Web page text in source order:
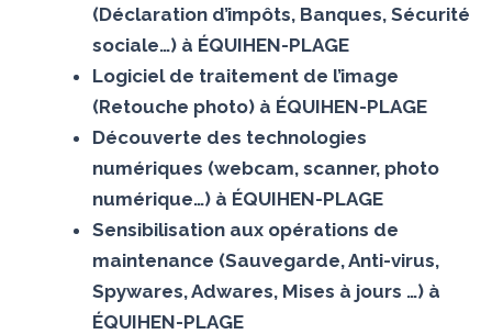
(Déclaration d’impôts, Banques, Sécurité
sociale…) à ÉQUIHEN-PLAGE
Logiciel de traitement de l’image
(Retouche photo) à ÉQUIHEN-PLAGE
Découverte des technologies
numériques (webcam, scanner, photo
numérique…) à ÉQUIHEN-PLAGE
Sensibilisation aux opérations de
maintenance (Sauvegarde, Anti-virus,
Spywares, Adwares, Mises à jours …) à
ÉQUIHEN-PLAGE